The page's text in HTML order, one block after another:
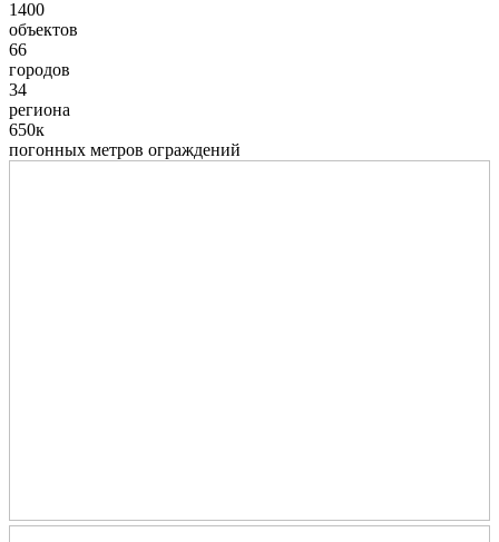
1400
объектов
66
городов
34
региона
650к
погонных метров ограждений